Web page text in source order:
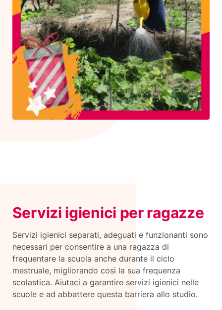
Servizi igienici per ragazze
Servizi igienici separati, adeguati e funzionanti sono
necessari per consentire a una ragazza di
frequentare la scuola anche durante il ciclo
mestruale, migliorando così la sua frequenza
scolastica. Aiutaci a garantire servizi igienici nelle
scuole e ad abbattere questa barriera allo studio.